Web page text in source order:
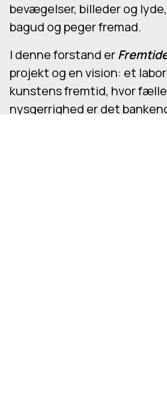
bevægelser, billeder og
bagud og peger fremad.
I denne forstand er
projekt og en vision: et
kunstens fremtid, hvor
nysgerrighed er det